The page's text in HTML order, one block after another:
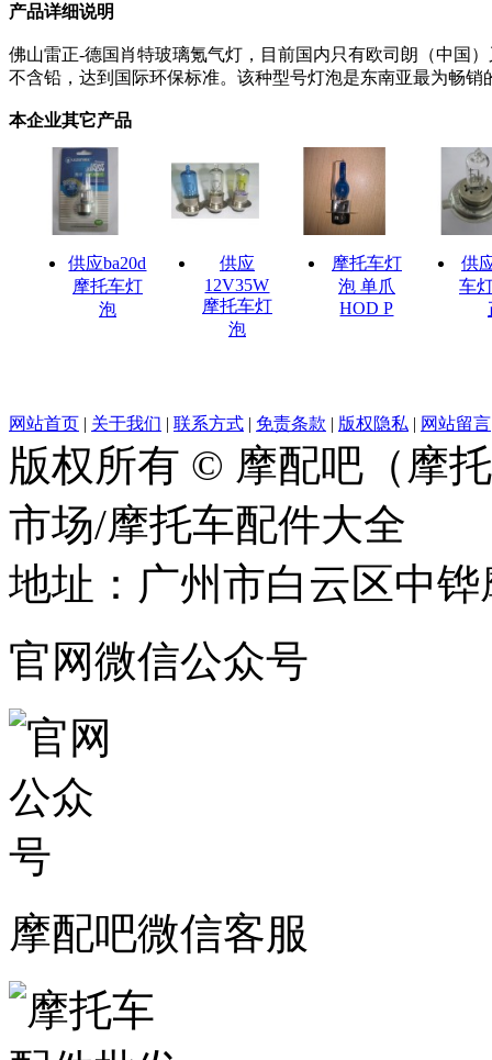
产品详细说明
佛山雷正-德国肖特玻璃氪气灯，目前国内只有欧司朗（中国
不含铅，达到国际环保标准。该种型号灯泡是东南亚最为畅销
本企业其它产品
供应ba20d
摩托车灯
泡
供应
12V35W
摩托车灯
泡
摩托车灯
泡 单爪
HOD P
供
车
网站首页 | 关于我们 | 联系方式 | 免责条款 | 版权隐私 | 网站留言
版权所有 © 摩配吧（摩
市场/摩托车配件大全
地址：广州市白云区中
官网微信公众号
摩配吧微信客服